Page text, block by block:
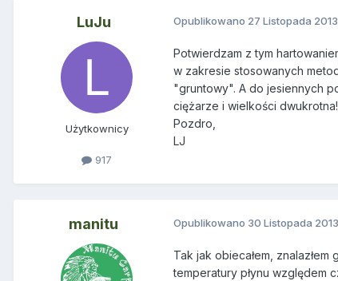
LuJu
Użytkownicy
917
Opublikowano 27 Listopada 2013
Potwierdzam z tym
w zakresie stosowanych
"gruntowy". A do jesiennych
ciężarze i wielkości dwukrotna!
Pozdro,
LJ
manitu Opublikowano 30 Listopada 2013
Tak jak obiecałem,
temperatury płynu względem